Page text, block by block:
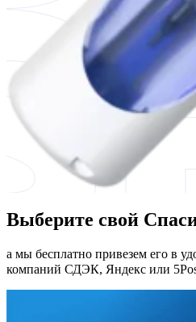
Выберите свой
а мы бесплатно привезем его в
компаний СДЭК, Яндекс или